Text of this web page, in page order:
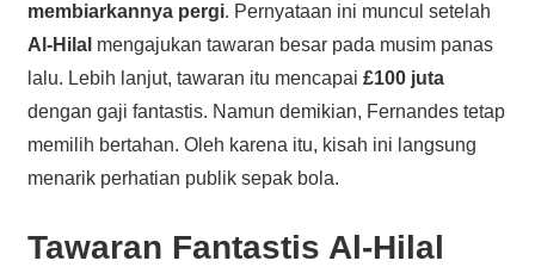
membiarkannya pergi. Pernyataan ini muncul setelah
Al-Hilal mengajukan tawaran besar pada musim panas
lalu. Lebih lanjut, tawaran itu mencapai £100 juta
dengan gaji fantastis. Namun demikian, Fernandes tetap
memilih bertahan. Oleh karena itu, kisah ini langsung
menarik perhatian publik sepak bola.
Tawaran Fantastis Al-Hilal